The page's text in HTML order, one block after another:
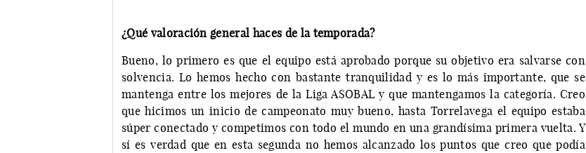
¿Qué valoración general haces de la temporada?
Bueno, lo primero es que el equipo está aprobado porque su objetivo era salvarse con
solvencia. Lo hemos hecho con bastante tranquilidad y es lo más importante, que se
mantenga entre los mejores de la Liga ASOBAL y que mantengamos la categoría. Creo
que hicimos un inicio de campeonato muy bueno, hasta Torrelavega el equipo estaba
súper conectado y competimos con todo el mundo en una grandísima primera vuelta. Y
sí es verdad que en esta segunda no hemos alcanzado los puntos que creo que podía